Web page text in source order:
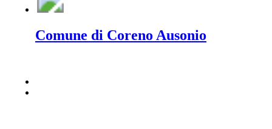
Comune di Coreno Ausonio